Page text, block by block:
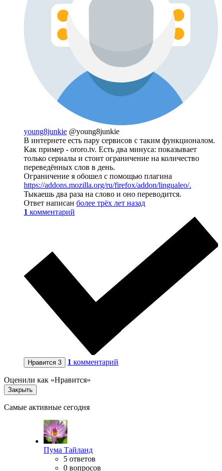
young8junkie @young8junkie
В интернете есть пару сервисов с таким функционалом.
Как пример - ororo.tv. Есть два минуса: показывает
только сериалы и стоит ограничение на количество
переведённых слов в день.
Ограничение я обошел с помощью плагина
https://addons.mozilla.org/ru/firefox/addon/lingualeo/.
Тыкаешь два раза на слово и оно переводится.
Ответ написан более трёх лет назад
1 комментарий
Нравится 3 1 комментарий
Оценили как «Нравится»
Закрыть
Самые активные сегодня
Пума Тайланд
5 ответов
0 вопросов